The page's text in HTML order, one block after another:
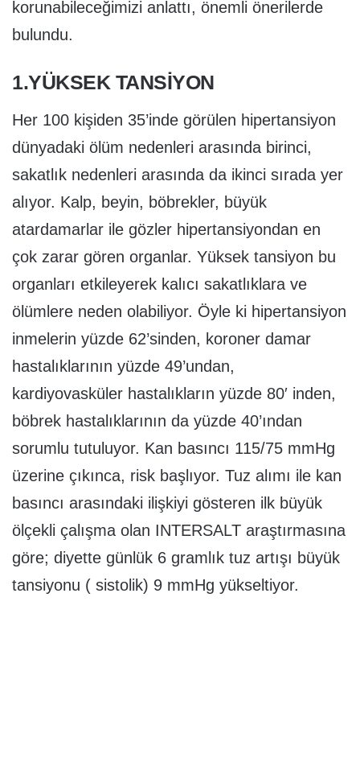
korunabileceğimizi anlattı, önemli önerilerde
bulundu.
1.YÜKSEK TANSİYON
Her 100 kişiden 35’inde görülen hipertansiyon
dünyadaki ölüm nedenleri arasında birinci,
sakatlık nedenleri arasında da ikinci sırada yer
alıyor. Kalp, beyin, böbrekler, büyük
atardamarlar ile gözler hipertansiyondan en
çok zarar gören organlar. Yüksek tansiyon bu
organları etkileyerek kalıcı sakatlıklara ve
ölümlere neden olabiliyor. Öyle ki hipertansiyon
inmelerin yüzde 62’sinden, koroner damar
hastalıklarının yüzde 49’undan,
kardiyovasküler hastalıkların yüzde 80′ inden,
böbrek hastalıklarının da yüzde 40’ından
sorumlu tutuluyor. Kan basıncı 115/75 mmHg
üzerine çıkınca, risk başlıyor. Tuz alımı ile kan
basıncı arasındaki ilişkiyi gösteren ilk büyük
ölçekli çalışma olan INTERSALT araştırmasına
göre; diyette günlük 6 gramlık tuz artışı büyük
tansiyonu ( sistolik) 9 mmHg yükseltiyor.